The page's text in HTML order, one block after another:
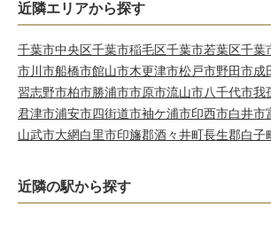
近隣エリアから探す
千葉市中央区千葉市稲毛区千葉市若葉区千葉
市川市船橋市館山市木更津市松戸市野田市成
習志野市柏市勝浦市市原市流山市八千代市我
君津市浦安市四街道市袖ケ浦市印西市白井市
山武市大網白里市印旛郡酒々井町長生郡白子
近隣の駅から探す